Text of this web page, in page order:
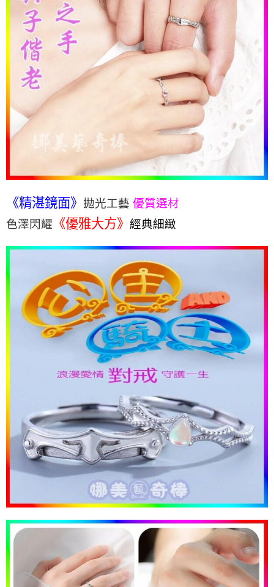
《精湛鏡面》 拋光工藝 優質選材
色澤閃耀 《優雅大方》 經典細緻